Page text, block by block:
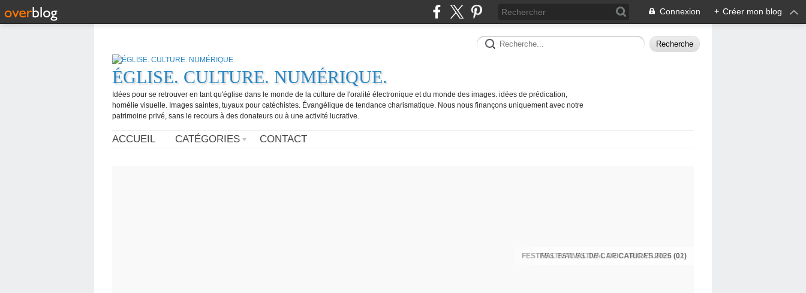
Connexion + Créer mon blog
ÉGLISE. CULTURE. NUMÉRIQUE.
Idées pour se retrouver en tant qu'église dans le monde de la culture de l'oralité électronique et du monde des images. idées de prédication,
homélie visuelle. Images saintes, tuyaux pour catéchistes. Évangélique de tendance charismatique. Nous nous finançons uniquement avec notre
patrimoine privé, sans le recours à des donateurs ou à une activité lucrative.
ACCUEIL CATÉGORIES CONTACT
FESTIVAL ESTIVAL DE CARICATURES 2026 (01)